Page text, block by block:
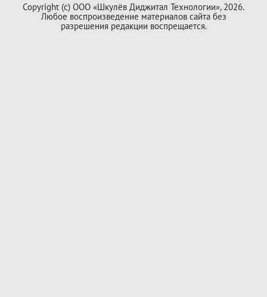
Copyright (с) ООО «Шкулёв Диджитал Технологии», 2026.
Любое воспроизведение материалов сайта без
разрешения редакции воспрещается.